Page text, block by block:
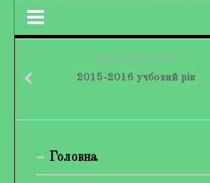
Кохно Вікторія Вікторівна
Гірієнко Ірина Михайлівна
PREVIOUS STORY
2015-2016 учбовий рік
Головна